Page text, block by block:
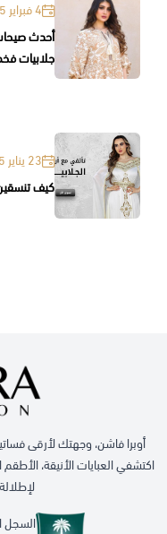
4 فبراير 2025
جلابيات
23 يناير 2025
كيف
أوبرا فاشن، وجهتك لأرقى
اكتشفي العبايات الأنيقة، الأطقم
السجل